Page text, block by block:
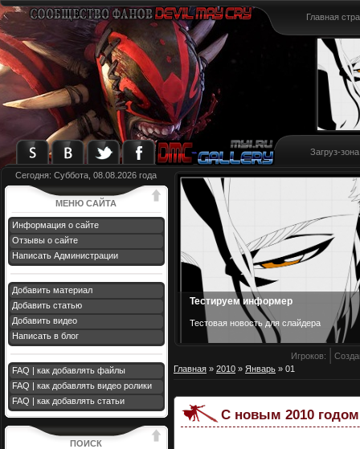
Главная
Загруз-зона
Тестируем информер
Тестовая новость для слайдера
Игроков:
Главная » 2010 » Январь » 01
С новым 2010
Сегодня: Суббота, 08.08.2026 года
МЕНЮ САЙТА
Информация о сайте
Отзывы о сайте
Написать Администрации
Добавить материал
Добавить статью
Добавить видео
Написать в блог
FAQ | как добавлять файлы
FAQ | как добавлять видео ролики
FAQ | как добавлять статьи
ПОИСК